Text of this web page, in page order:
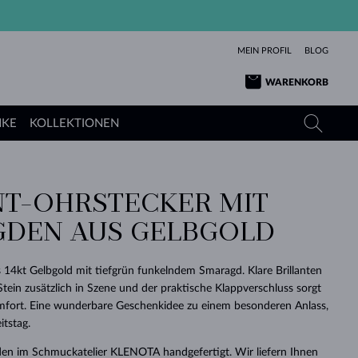
MEIN PROFIL BLOG
WARENKORB
RICHTIGEN
DURCHSEHEN
LIEBE
DURCHSEHEN
GELBGOLD
ROSÉGOLD
ANGEBOT
DURCHSEHEN
TANSANITE
TOPASE
TURMALINE
MOLDAVITESCHÖN
DURCHSEHEN
TURMALINE
MOLDAVITE
MINERALKETTEN
PERLEN ANHÄNGER
SIMPLEN
ARMBÄNDER
DURCHSEHEN
PERLEN
DURCHSEHEN
SAPHIRE
SMARAGDE
MOLDAVITE
MINERALIEN
KLENOTA
DURCHSEHEN
SCHENKEN
DURCHSEHEN
KOLLEKTIONEN
KOLLEKTIONEN
DURCHSEHEN
OHRSTECKER MIT
AUS GELBGOLD
14kt Gelbgold mit tiefgrün funkelndem Smaragd. Klare Brillanten
zusätzlich in Szene und der praktische Klappverschluss sorgt
Eine wunderbare Geschenkidee zu einem besonderen Anlass,
im Schmuckatelier KLENOTA handgefertigt. Wir liefern Ihnen